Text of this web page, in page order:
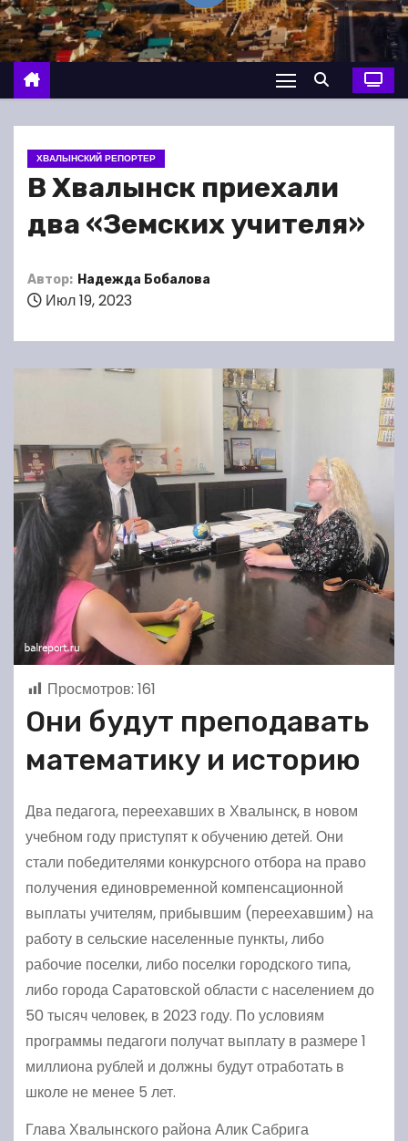
о
м
у
ХВАЛЫНСКИЙ РЕПОРТЕР
В Хвалынск приехали
два «Земских учителя»
Автор: Надежда Бобалова
Июл 19, 2023
Просмотров: 161
Они будут преподавать
математику и историю
Два педагога, переехавших в Хвалынск, в новом
учебном году приступят к обучению детей. Они
стали победителями конкурсного отбора на право
получения единовременной компенсационной
выплаты учителям, прибывшим (переехавшим) на
работу в сельские населенные пункты, либо
рабочие поселки, либо поселки городского типа,
либо города Саратовской области с населением до
50 тысяч человек, в 2023 году. По условиям
программы педагоги получат выплату в размере 1
миллиона рублей и должны будут отработать в
школе не менее 5 лет.
Глава Хвалынского района Алик Сабрига